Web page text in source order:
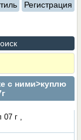
Регистрация
с ними>куплю
07 г ,